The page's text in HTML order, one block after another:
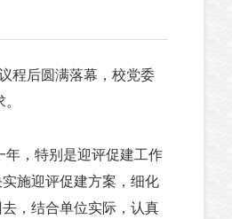
程后圆满落幕，校党委
，特别是迎评促建工作
施迎评促建方案，细化
，结合单位实际，认真